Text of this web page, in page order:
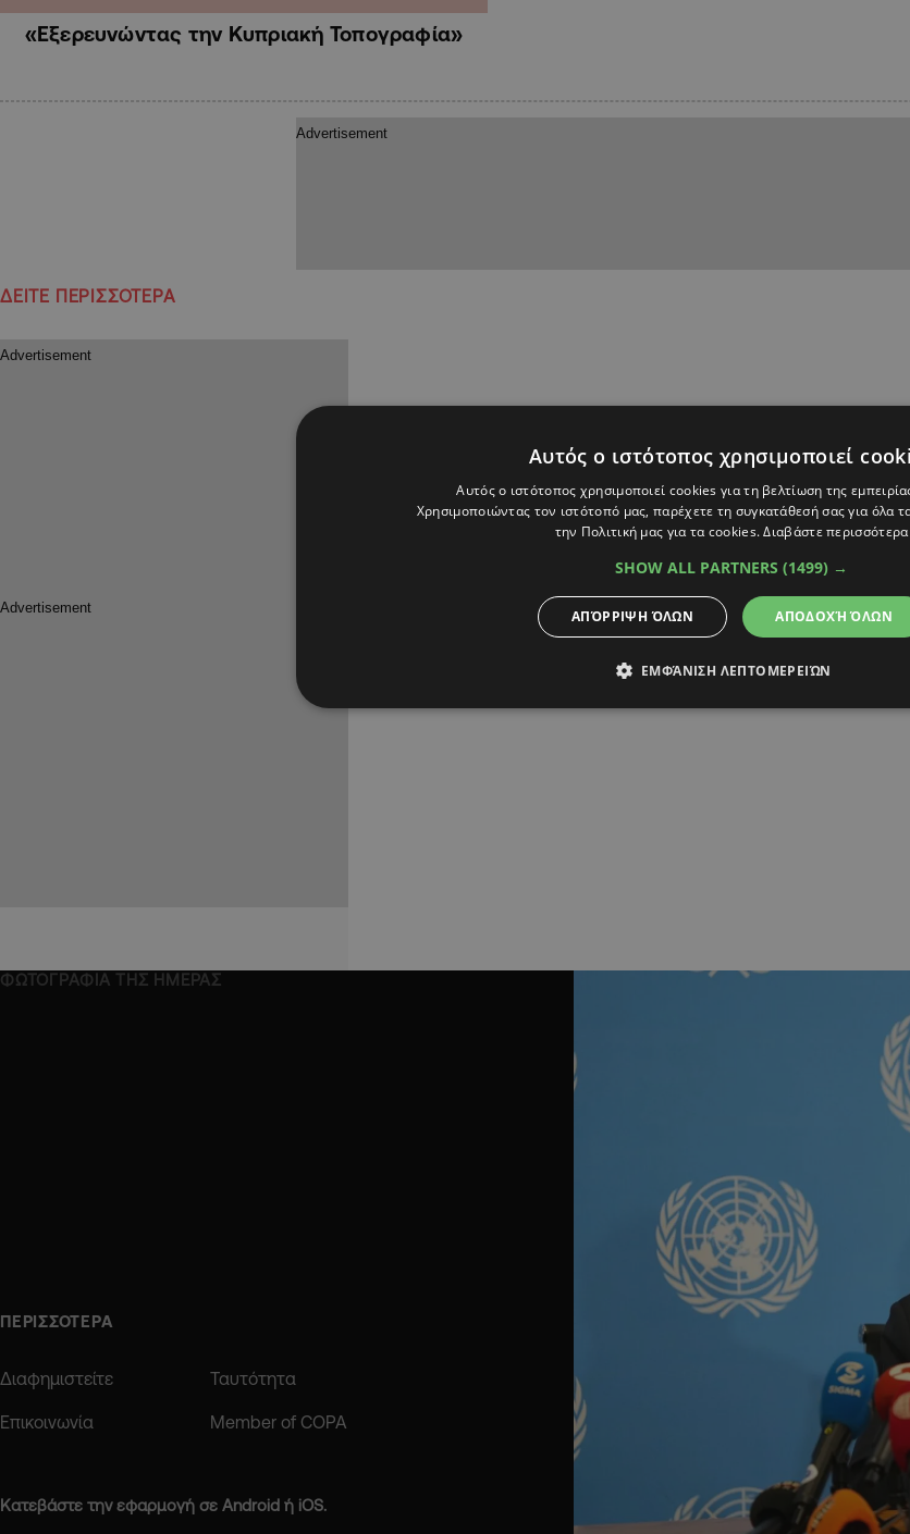
«Εξερευνώντας την Κυπριακή Τοπογραφία»
ΔΕΙΤΕ ΠΕΡΙΣΣΟΤΕΡΑ
ΦΩΤΟΓΡΑΦΙΑ ΤΗΣ ΗΜΕΡΑΣ
ΠΕΡΙΣΣΟΤΕΡΑ
Διαφημιστείτε Ταυτότητα
Επικοινωνία Member of COPA
Κατεβάστε την εφαρμογή σε Android ή iOS.
Αυτός ο ιστότοπος χρησιμοποιεί
Αυτός ο ιστότοπος χρησιμοποιεί cookies για τη βελτίωση της
Χρησιμοποιώντας τον ιστότοπό μας, παρέχετε τη συγκατάθεσή σας για όλα
την Πολιτική μας για τα cookies.Διαβάστε περισσότερα
SHOW ALL PARTNERS (1499) →
ΑΠΟΔΟΧΉ ΌΛΩΝ
ΑΠΌΡΡΙΨΗ ΌΛΩΝ
ΕΜΦΆΝΙΣΗ ΛΕΠΤΟΜΕΡΕΙΏΝ